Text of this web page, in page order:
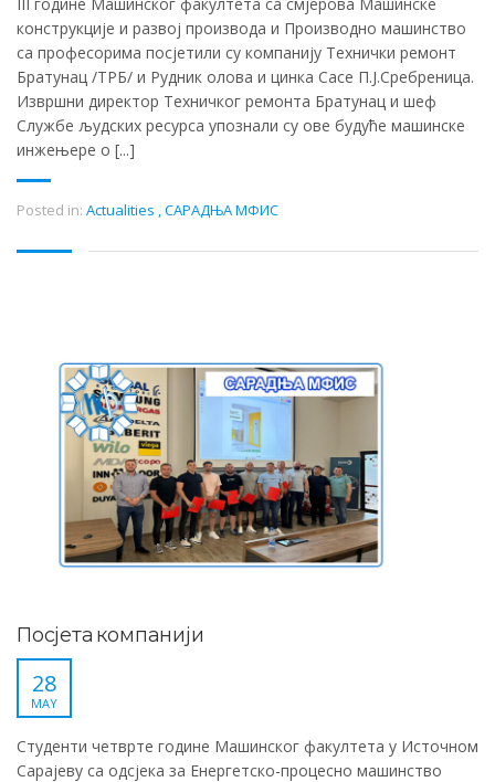
конструкције и развој производа и Производно машинство
са професорима посјетили су компанију Технички ремонт
Братунац /ТРБ/ и Рудник олова и цинка Сасе П.Ј.Сребреница.
Извршни директор Техничког ремонта Братунац и шеф
Службе људских ресурса упознали су ове будуће машинске
инжењере о [...]
Posted in: Actualities ,САРАДЊА МФИС
Посјета компанији
28
MAY
Студенти четврте године Машинског факултета у Источном
Сарајеву са одсјека за Енергетско-процесно машинство